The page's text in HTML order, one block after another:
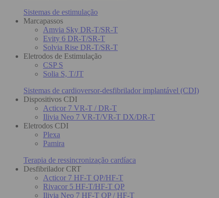
Sistemas de estimulação
Marcapassos
Amvia Sky DR-T/SR-T
Evity 6 DR-T/SR-T
Solvia Rise DR-T/SR-T
Eletrodos de Estimulação
CSP S
Solia S, T/JT
Sistemas de cardioversor-desfibrilador implantável (CDI)
Dispositivos CDI
Acticor 7 VR-T / DR-T
Ilivia Neo 7 VR-T/VR-T DX/DR-T
Eletrodos CDI
Plexa
Pamira
Terapia de ressincronização cardíaca
Desfibrilador CRT
Acticor 7 HF-T QP/HF-T
Rivacor 5 HF-T/HF-T QP
Ilivia Neo 7 HF-T QP / HF-T